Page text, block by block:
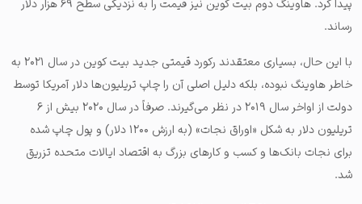
پیدا کرد. هاوینگ دوم بیت‌ کوین نیز قیمت را به نزدیکی سطح ۶۹ هزار دلار
رساند.
با این حال، بسیاری معتقدند رکورد قیمتی جدید بیت‌ کوین در سال ۲۰۲۱ به
خاطر هاوینگ نبوده، بلکه دلیل اصلی آن را چاپ تریلیون‌ها دلار آمریکا توسط
دولت از اواخر سال ۲۰۱۹ در نظر می‌گیرند. صرفاً در سال ۲۰۲۰ بیش از ۶
تریلیون دلار به شکل «اوراق نجات» (به ارزش ۱۲۰۰ دلار) و پول چاپ شده
برای نجات بانک‌ها و کسب و کارهای بزرگ به اقتصاد ایالات متحده تزریق
شد.